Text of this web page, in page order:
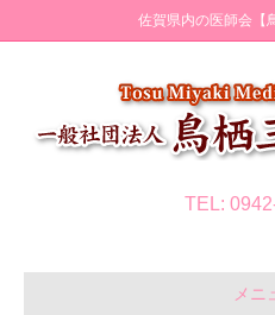
佐賀県内の医師会【
TEL:
メニ